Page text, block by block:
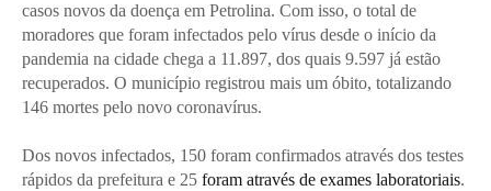
casos novos da doença em Petrolina. Com isso, o total de
moradores que foram infectados pelo vírus desde o início da
pandemia na cidade chega a 11.897, dos quais 9.597 já estão
recuperados. O município registrou mais um óbito, totalizando
146 mortes pelo novo coronavírus.
Dos novos infectados, 150 foram confirmados através dos testes
rápidos da prefeitura e 25 foram através de exames laboratoriais.